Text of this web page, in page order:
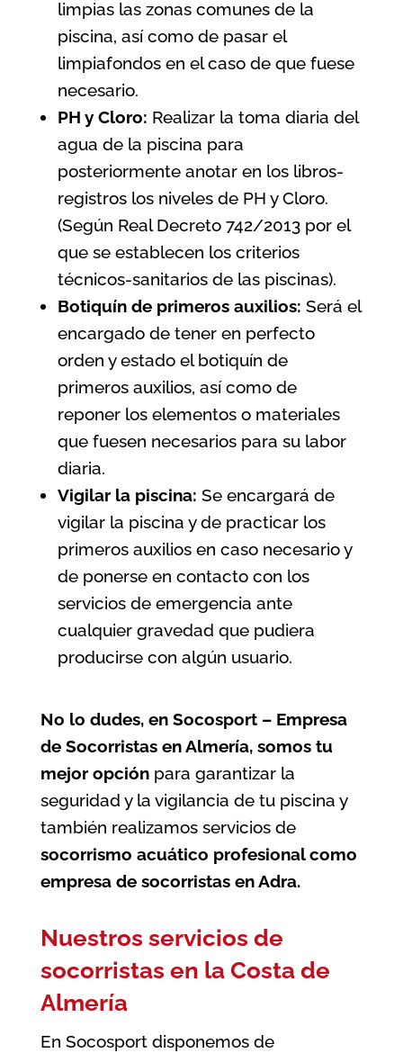
limpias las zonas comunes de la
piscina, así como de pasar el
limpiafondos en el caso de que fuese
necesario.
PH y Cloro: Realizar la toma diaria del
agua de la piscina para
posteriormente anotar en los libros-
registros los niveles de PH y Cloro.
(Según Real Decreto 742/2013 por el
que se establecen los criterios
técnicos-sanitarios de las piscinas).
Botiquín de primeros auxilios: Será el
encargado de tener en perfecto
orden y estado el botiquín de
primeros auxilios, así como de
reponer los elementos o materiales
que fuesen necesarios para su labor
diaria.
Vigilar la piscina: Se encargará de
vigilar la piscina y de practicar los
primeros auxilios en caso necesario y
de ponerse en contacto con los
servicios de emergencia ante
cualquier gravedad que pudiera
producirse con algún usuario.
No lo dudes, en Socosport – Empresa
de Socorristas en Almería, somos tu
mejor opción para garantizar la
seguridad y la vigilancia de tu piscina y
también realizamos servicios de
socorrismo acuático profesional como
empresa de socorristas en Adra.
Nuestros servicios de
socorristas en la Costa de
Almería
En Socosport disponemos de